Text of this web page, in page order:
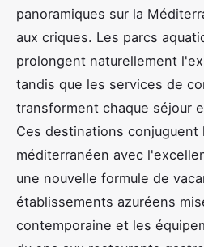
panoramiques sur la
aux criques. Les parcs
prolongent naturellement
tandis que les services de
transforment chaque séjour
Ces destinations conjuguent
méditerranéen avec
une nouvelle formule de
établissements azuréens
contemporaine et les